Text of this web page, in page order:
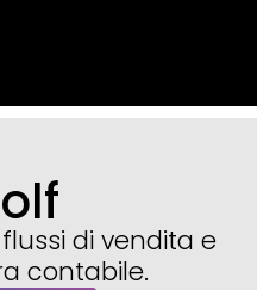
di vendita e
contabile.